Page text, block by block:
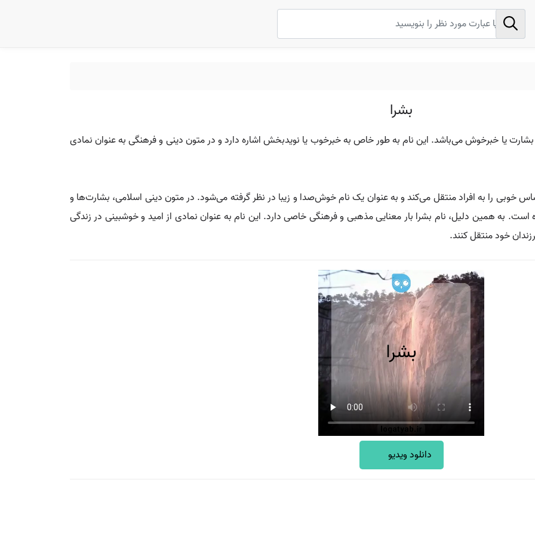
بشرا
یا خبرخوش می‌باشد. این نام به طور خاص به خبرخوب یا نویدبخش اشاره دارد و در متون دینی و فرهنگی به عنوان نمادی
خوبی را به افراد منتقل می‌کند و به عنوان یک نام خوش‌صدا و زیبا در نظر گرفته می‌شود. در متون دینی اسلامی، بشارت‌ها و
به همین دلیل، نام بشرا بار معنایی مذهبی و فرهنگی خاصی دارد. این نام به عنوان نمادی از امید و خوشبینی در زندگی
خود منتقل کنند.
دانلود ویدیو